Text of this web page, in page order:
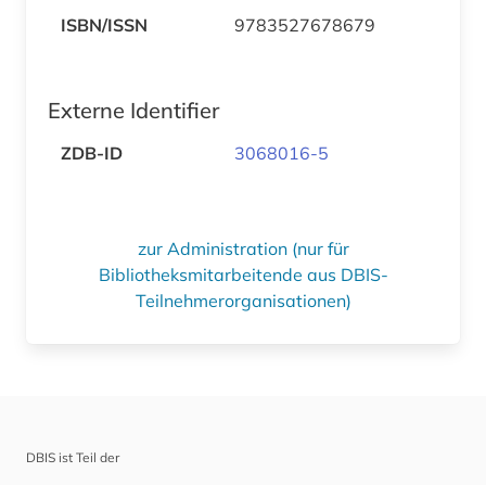
ISBN/ISSN 9783527678679
Externe Identifier
ZDB-ID 3068016-5
zur Administration (nur für
Bibliotheksmitarbeitende aus DBIS-
Teilnehmerorganisationen)
DBIS ist Teil der